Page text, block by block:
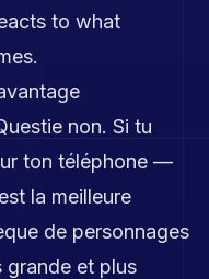
to what
non. Si tu
ton téléphone —
la meilleure
de personnages
grande et plus